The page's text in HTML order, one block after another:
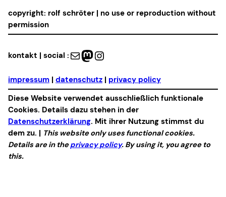
copyright: rolf schröter | no use or reproduction without
permission
kontakt | social : Mail Mastodon Instagram
impressum | datenschutz | privacy policy
Diese Website verwendet ausschließlich funktionale
Cookies. Details dazu stehen in der
Datenschutzerklärung. Mit ihrer Nutzung stimmst du
dem zu. | This website only uses functional cookies.
Details are in theprivacy policy. By using it, you agree to
this.